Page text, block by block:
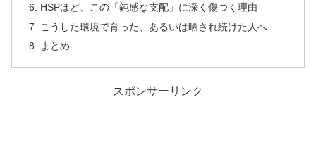
HSPほど、この「鈍感な支配」に深く傷つく理由
こうした環境で育った、あるいは晒され続けた人へ
まとめ
スポンサーリンク